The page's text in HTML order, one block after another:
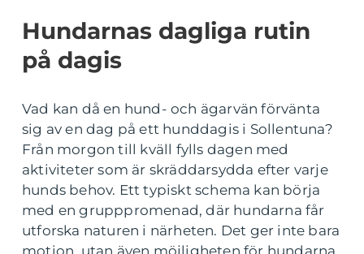
Hundarnas dagliga rutin
på dagis
Vad kan då en hund- och ägarvän förvänta
sig av en dag på ett hunddagis i Sollentuna?
Från morgon till kväll fylls dagen med
aktiviteter som är skräddarsydda efter varje
hunds behov. Ett typiskt schema kan börja
med en grupppromenad, där hundarna får
utforska naturen i närheten. Det ger inte bara